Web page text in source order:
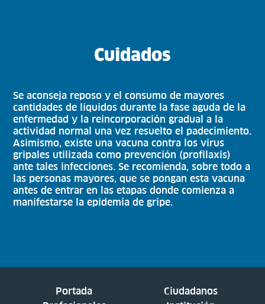
Cuidados
Se aconseja reposo y el consumo de mayores
cantidades de líquidos durante la fase aguda de la
enfermedad y la reincorporación gradual a la
actividad normal una vez resuelto el padecimiento.
Asimismo, existe una vacuna contra los virus
gripales utilizada como prevención (profilaxis)
ante tales infecciones. Se recomienda, sobre todo a
las personas mayores, que se pongan esta vacuna
antes de entrar en las etapas donde comienza a
manifestarse la epidemia de gripe.
Portada
Ciudadanos